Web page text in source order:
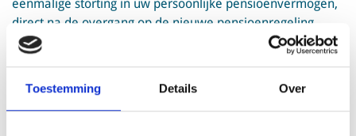
Toestemming Details Over
eenmalige storting in uw persoonlijke pensioenvermogen,
direct na de overgang op de nieuwe pensioenregeling.